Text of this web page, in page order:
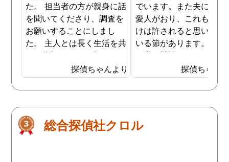
た。 担当者の方が親身に話
を聞いてくださり、調査を
お願いすることにしまし
た。 主人とは長く生活を共
にし信頼していた分、とて
も悔しい結果となってしま
い残念です。 子ども達の
為、私自身の為にも結果を
決断しました。 私一人では
解決できなかったので、協
探偵ちゃんより
でいます。また夫には長
愛人がおり、これも自分
けは許されると思い込ん
いる節があります。もち
ん私が黙認しているだけ
で、良しとしているわけ
はありません。しかし最
では私にも知恵がつき、
した。定期的に探偵にも
頼をしており、これで夫
探偵ちゃん
総合探偵社クロル